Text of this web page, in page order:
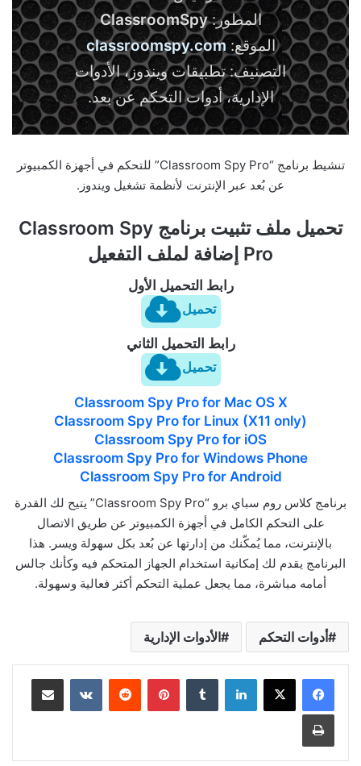
المطور:ClassroomSpy
الموقع:classroomspy.com
التصنيف: تطبيقات ويندوز، الأدوات
الإدارية، أدوات التحكم عن بعد.
تنشيط برنامج “Classroom Spy Pro” للتحكم في أجهزة الكمبيوتر
عن بُعد عبر الإنترنت لأنظمة تشغيل ويندوز.
تحميل ملف تثبيت برنامج Classroom Spy
Pro إضافة لملف التفعيل
رابط التحميل الأول
تحميل
رابط التحميل الثاني
تحميل
Classroom Spy Pro for Mac OS X
Classroom Spy Pro for Linux (X11 only)
Classroom Spy Pro for iOS
Classroom Spy Pro for Windows Phone
Classroom Spy Pro for Android
برنامج كلاس روم سباي برو “Classroom Spy Pro” يتيح لك القدرة
على التحكم الكامل في أجهزة الكمبيوتر عن طريق الاتصال
بالإنترنت، مما يُمكّنك من إدارتها عن بُعد بكل سهولة ويسر. هذا
البرنامج يقدم لك إمكانية استخدام الجهاز المتحكم فيه وكأنك جالس
أمامه مباشرة، مما يجعل عملية التحكم أكثر فعالية وسهولة.
أدوات التحكم الأدوات الإدارية
لينكدإن بينتيريست مشاركة عبر البريد
طباعة